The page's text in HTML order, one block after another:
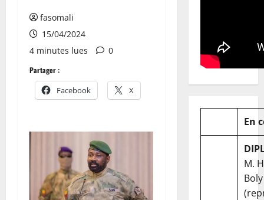
fasomali
15/04/2024
4 minutes lues
0
Partager :
Facebook X
En
M.
Boly